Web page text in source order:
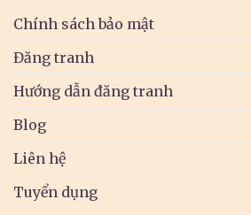
Chính sách bảo mật
Đăng tranh
Hướng dẫn đăng tranh
Blog
Liên hệ
Tuyển dụng